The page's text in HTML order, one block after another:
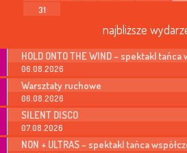
31
najbliższe
HOLD ONTO THE WIND – spektakl
06.08.2026
Warsztaty ruchowe
06.08.2026
SILENT DISCO
07.08.2026
NON + ULTRAS – spektakl tańca